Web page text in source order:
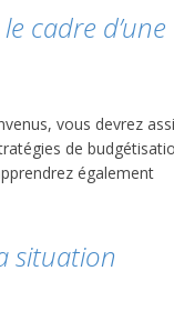
cadre d’une
vous devrez
de
également
situation